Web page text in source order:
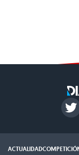
ACTUALIDAD